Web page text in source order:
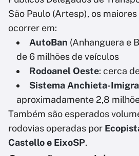
São Paulo (Artesp), os
ocorrer em:
AutoBan (Anhanguera e
de 6 milhões de veículos
Rodoanel Oeste: cerca
Sistema Anchieta-
aproximadamente 2,8
Também são esperados
rodovias operadas por
Castello e EixoSP.